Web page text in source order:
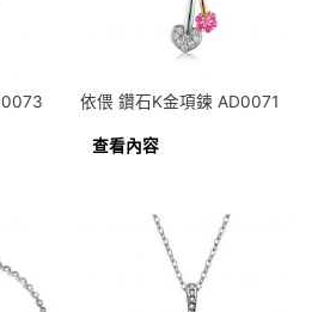
依偎 鑽石K金項鍊 AD0071
查看內容